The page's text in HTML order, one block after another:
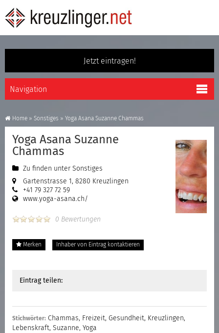
Jetzt eintragen!
Home » Sonstiges » Yoga Asana Suzanne Chammas
Yoga Asana Suzanne
Chammas
Zu finden unter Sonstiges
Gartenstrasse 1, 8280 Kreuzlingen
+41 79 327 72 59
www.yoga-asana.ch/
0 Bewertungen
Merken Inhaber von Eintrag kontaktieren
Eintrag teilen:
Stichwörter: Chammas, Freizeit, Gesundheit, Kreuzlingen,
Lebenskraft, Suzanne, Yoga